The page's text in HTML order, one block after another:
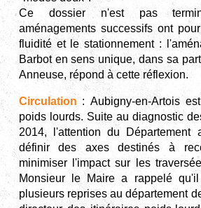
Ce dossier n'est pas
aménagements successifs ont
fluidité et le stationnement :
Barbot en sens unique, dans sa
Anneuse, répond à cette réflexion.
Circulation : Aubigny-en-Artois
poids lourds. Suite au diagnostic
2014, l'attention du Département
définir des axes destinés à
minimiser l'impact sur les
Monsieur le Maire a rappelé
plusieurs reprises au département